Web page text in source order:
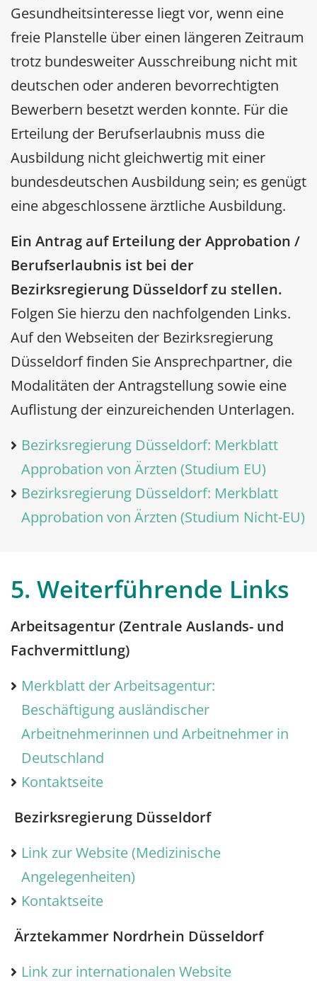
Gesundheitsinteresse liegt vor, wenn eine
freie Planstelle über einen längeren Zeitraum
trotz bundesweiter Ausschreibung nicht mit
deutschen oder anderen bevorrechtigten
Bewerbern besetzt werden konnte. Für die
Erteilung der Berufserlaubnis muss die
Ausbildung nicht gleichwertig mit einer
bundesdeutschen Ausbildung sein; es genügt
eine abgeschlossene ärztliche Ausbildung.
Ein Antrag auf Erteilung der Approbation /
Berufserlaubnis ist bei der
Bezirksregierung Düsseldorf zu stellen.
Folgen Sie hierzu den nachfolgenden Links.
Auf den Webseiten der Bezirksregierung
Düsseldorf finden Sie Ansprechpartner, die
Modalitäten der Antragstellung sowie eine
Auflistung der einzureichenden Unterlagen.
Bezirksregierung Düsseldorf: Merkblatt
Approbation von Ärzten (Studium EU)
Bezirksregierung Düsseldorf: Merkblatt
Approbation von Ärzten (Studium Nicht-EU)
5. Weiterführende Links
Arbeitsagentur (Zentrale Auslands- und
Fachvermittlung)
Merkblatt der Arbeitsagentur:
Beschäftigung ausländischer
Arbeitnehmerinnen und Arbeitnehmer in
Deutschland
Kontaktseite
Bezirksregierung Düsseldorf
Link zur Website (Medizinische
Angelegenheiten)
Kontaktseite
Ärztekammer Nordrhein Düsseldorf
Link zur internationalen Website